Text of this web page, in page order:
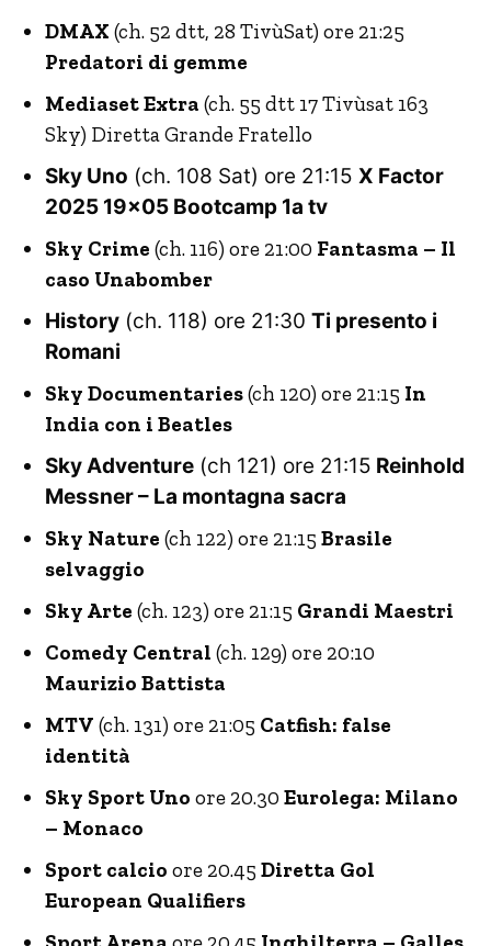
DMAX (ch. 52 dtt, 28 TivùSat) ore 21:25
Predatori di gemme
Mediaset Extra (ch. 55 dtt 17 Tivùsat 163
Sky) Diretta Grande Fratello
Sky Uno (ch. 108 Sat) ore 21:15 X Factor
2025 19×05 Bootcamp 1a tv
Sky Crime (ch. 116) ore 21:00 Fantasma – Il
caso Unabomber
History (ch. 118) ore 21:30 Ti presento i
Romani
Sky Documentaries(ch 120) ore 21:15 In
India con i Beatles
Sky Adventure (ch 121) ore 21:15 Reinhold
Messner – La montagna sacra
Sky Nature (ch 122) ore 21:15 Brasile
selvaggio
Sky Arte (ch. 123) ore 21:15 Grandi Maestri
Comedy Central (ch. 129) ore 20:10
Maurizio Battista
MTV (ch. 131) ore 21:05 Catfish: false
identità
Sky Sport Uno ore 20.30 Eurolega: Milano
– Monaco
Sport calcio ore 20.45 Diretta Gol
European Qualifiers